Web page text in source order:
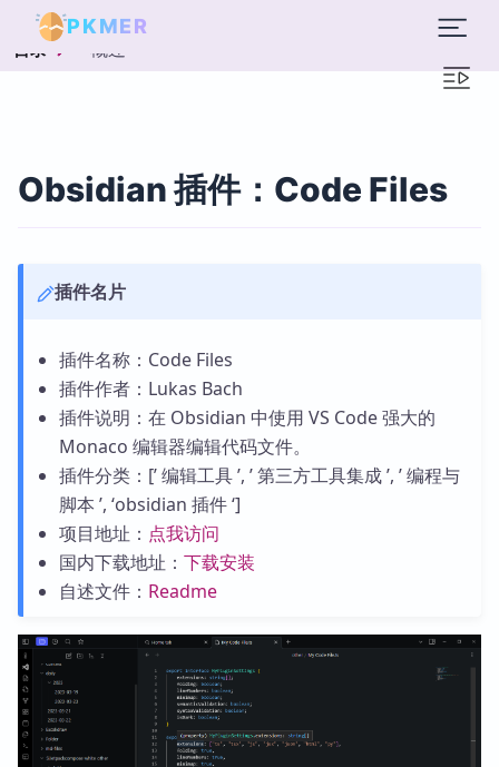
PKMER
目录 概述
Obsidian 插件：Code Files
插件名片
插件名称：Code Files
插件作者：Lukas Bach
插件说明：在 Obsidian 中使用 VS Code 强大的
Monaco 编辑器编辑代码文件。
插件分类：[’ 编辑工具 ’, ’ 第三方工具集成 ’, ’ 编程与
脚本 ’, ‘obsidian 插件 ‘]
项目地址： 点我访问
国内下载地址： 下载安装
自述文件： Readme